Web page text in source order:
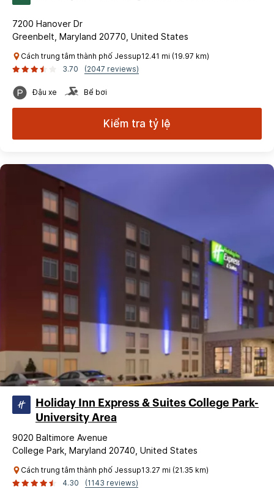
7200 Hanover Dr
Greenbelt, Maryland 20770, United States
Cách trung tâm thành phố Jessup12.41 mi (19.97 km)
3.70
(2047 reviews)
Đậu xe Bể bơi
Kiểm tra tỷ lệ
Holiday Inn Express & Suites College Park-
University Area
9020 Baltimore Avenue
College Park, Maryland 20740, United States
Cách trung tâm thành phố Jessup13.27 mi (21.35 km)
4.30
(1143 reviews)